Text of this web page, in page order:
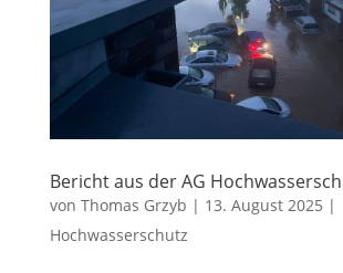
Bericht aus der AG
von Thomas Grzyb | 13. August 2025 |
Hochwasserschutz